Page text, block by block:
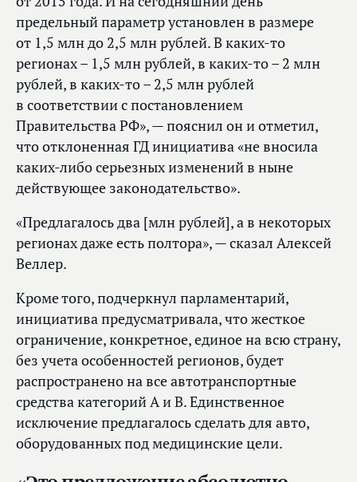
предельный параметр установлен в размере
от 1,5 млн до 2,5 млн рублей. В каких‑то
регионах – 1,5 млн рублей, в каких‑то – 2 млн
рублей, в каких‑то – 2,5 млн рублей
в соответствии с постановлением
Правительства РФ», — пояснил он и отметил,
что отклоненная ГД инициатива «не вносила
каких‑либо серьезных изменений в ныне
действующее законодательство».
«Предлагалось два [млн рублей], а в некоторых
регионах даже есть полтора», — сказал Алексей
Веллер.
Кроме того, подчеркнул парламентарий,
инициатива предусматривала, что жесткое
ограничение, конкретное, единое на всю страну,
без учета особенностей регионов, будет
распространено на все автотранспортные
средства категорий А и B. Единственное
исключение предлагалось сделать для авто,
оборудованных под медицинские цели.